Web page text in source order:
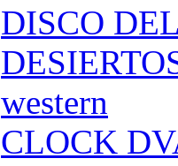
DISCO
western
CLOCK